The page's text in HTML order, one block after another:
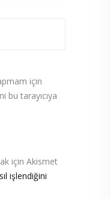
için
bu tarayıcıya
için Akismet
işlendiğini